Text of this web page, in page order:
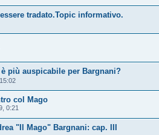
tradato.Topic informativo.
più auspicabile per Bargnani?
col Mago
0:21
"Il Mago" Bargnani: cap. III